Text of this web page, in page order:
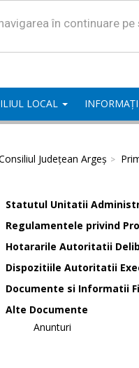
în continuare
LOCAL
Județean Argeș
Statutul Unitatii
Regulamentele privind
Hotararile Autoritatii
Dispozitiile Autoritatii
Documente si Informatii
Alte Documente
Anunturi